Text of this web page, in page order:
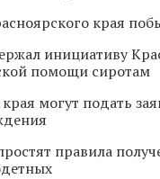
края
инициативу
помощи сиротам
могут подать
правила